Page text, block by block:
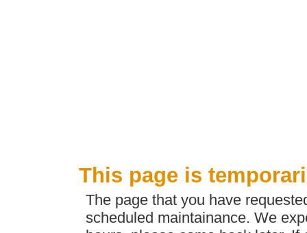
This page is
The page that you have
scheduled maintainance. We